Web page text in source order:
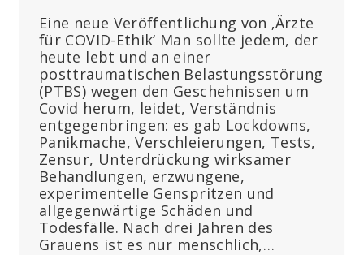
Eine neue Veröffentlichung von ‚Ärzte
für COVID-Ethik‘ Man sollte jedem, der
heute lebt und an einer
posttraumatischen Belastungsstörung
(PTBS) wegen den Geschehnissen um
Covid herum, leidet, Verständnis
entgegenbringen: es gab Lockdowns,
Panikmache, Verschleierungen, Tests,
Zensur, Unterdrückung wirksamer
Behandlungen, erzwungene,
experimentelle Genspritzen und
allgegenwärtige Schäden und
Todesfälle. Nach drei Jahren des
Grauens ist es nur menschlich,…